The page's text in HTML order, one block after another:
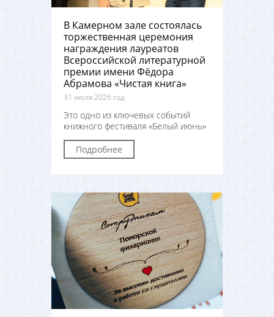
В Камерном зале состоялась
торжественная церемония
награждения лауреатов
Всероссийской литературной
премии имени Фёдора
Абрамова «Чистая книга»
31 июля 2026 год
Это одно из ключевых событий
книжного фестиваля «Белый июнь»
Подробнее